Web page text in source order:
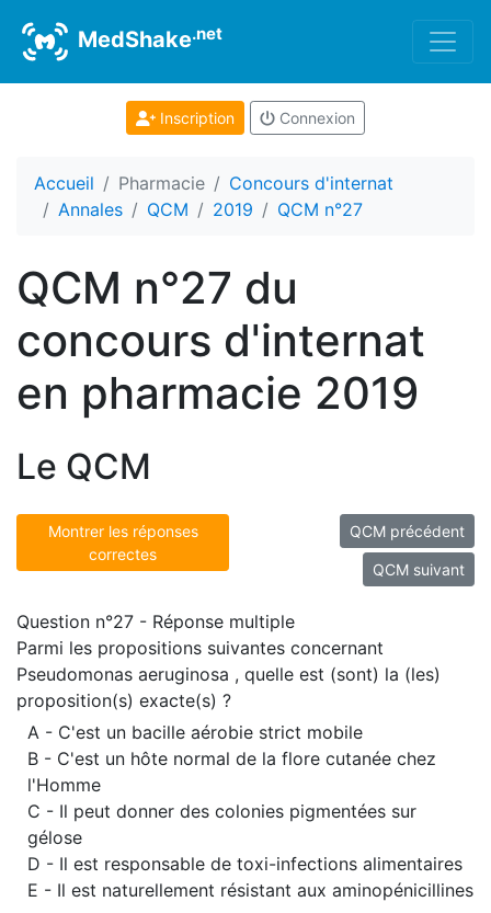
MedShake.net
Inscription Connexion
Accueil Pharmacie
Concours d'internat
Annales
QCM 2019 QCM n°27
QCM n°27 du
concours d'internat
en pharmacie 2019
Le QCM
Montrer les réponses
correctes
QCM précédent
QCM suivant
Question n°27 - Réponse multiple
Parmi les propositions suivantes concernant
Pseudomonas aeruginosa , quelle est (sont) la (les)
proposition(s) exacte(s) ?
A - C'est un bacille aérobie strict mobile
B - C'est un hôte normal de la flore cutanée chez
l'Homme
C - Il peut donner des colonies pigmentées sur
gélose
D - Il est responsable de toxi-infections alimentaires
E - Il est naturellement résistant aux aminopénicillines